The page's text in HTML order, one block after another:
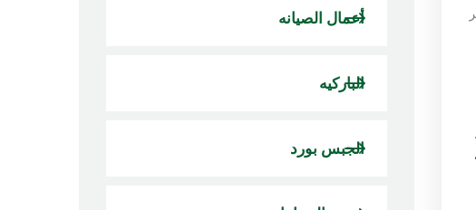
أعمال الصيانه
الباركيه
الجبس بورد